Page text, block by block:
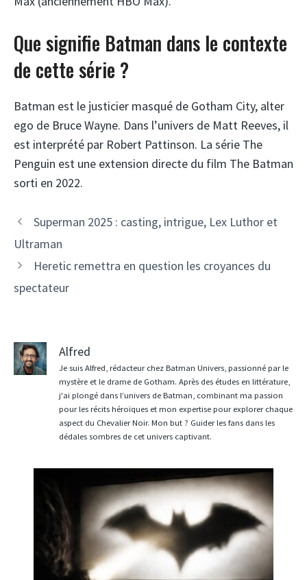
Que signifie Batman dans le contexte
de cette série ?
Batman est le justicier masqué de Gotham City, alter
ego de Bruce Wayne. Dans l’univers de Matt Reeves, il
est interprété par Robert Pattinson. La série The
Penguin est une extension directe du film The Batman
sorti en 2022.
Superman 2025 : casting, intrigue, Lex Luthor et
Ultraman
Heretic remettra en question les croyances du
spectateur
Alfred
Je suis Alfred, rédacteur chez Batman Univers, passionné par le
mystère et le drame de Gotham. Après des études en littérature,
j'ai plongé dans l’univers de Batman, combinant ma passion
pour les récits héroïques et mon expertise pour explorer chaque
aspect du Chevalier Noir. Mon but ? Guider les fans dans les
dédales sombres de cet univers captivant.